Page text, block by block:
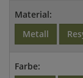
Material:
Metall
Farbe: